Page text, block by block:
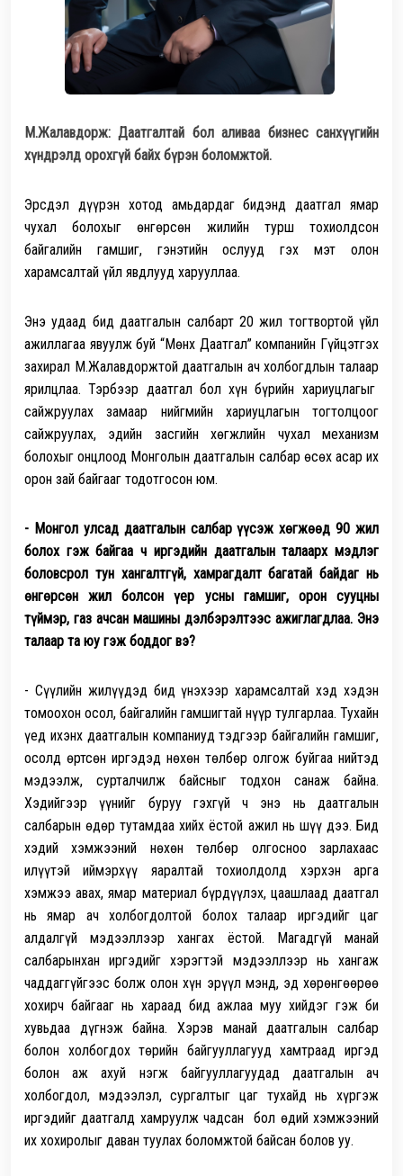
М.Жалавдорж: Даатгалтай бол аливаа бизнес санхүүгийн
хүндрэлд орохгүй байхбүрэн боломжтой.
Эрсдэл дүүрэн хотод амьдардаг бидэнд даатгал ямар
чухал болохыг өнгөрсөн жилийн турш тохиолдсон
байгалийн гамшиг, гэнэтийн ослууд гэх мэт олон
харамсалтай үйл явдлууд харууллаа.
Энэ удаад бид даатгалын салбарт 20 жил тогтвортой үйл
ажиллагаа явуулж буй “Мөнх Даатгал” компанийн Гүйцэтгэх
захирал М.Жалавдоржтойдаатгалын ач холбогдлын талаар
ярилцлаа. Тэрбээр даатгал бол хүн бүрийн хариуцлагыг
сайжруулах замаар нийгмийн хариуцлагын тогтолцоог
сайжруулах, эдийн засгийн хөгжлийн чухал механизм
болохыг онцлоод Монголын даатгалын салбар өсөх асар их
орон зай байгааг тодотгосон юм.
- Монгол улсад даатгалын салбар үүсэж хөгжөөд 90 жил
болох гэж байгаа ч иргэдийн даатгалын талаарх мэдлэг
боловсрол тун хангалтгүй, хамрагдалт багатай байдаг нь
өнгөрсөн жил болсон үер усны гамшиг, орон сууцны
түймэр, газ ачсан машины дэлбэрэлтээс ажиглагдлаа. Энэ
талаар та юу гэж боддог вэ?
- Сүүлийн жилүүдэд бид үнэхээр харамсалтай хэд хэдэн
томоохон осол, байгалийн гамшигтай нүүр тулгарлаа. Тухайн
үед ихэнх даатгалын компаниуд тэдгээр байгалийн гамшиг,
осолд өртсөн иргэдэд нөхөн төлбөр олгож буйгаа нийтэд
мэдээлж, сурталчилж байсныг тодхон санаж байна.
Хэдийгээр үүнийг буруу гэхгүй ч энэ нь даатгалын
салбарын өдөр тутамдаа хийх ёстой ажил нь шүү дээ. Бид
хэдий хэмжээний нөхөн төлбөр олгосноо зарлахаас
илүүтэй иймэрхүү яаралтай тохиолдолд хэрхэн арга
хэмжээ авах, ямар материал бүрдүүлэх, цаашлаад даатгал
нь ямар ач холбогдолтой болох талаар иргэдийг цаг
алдалгүй мэдээллээр хангах ёстой. Магадгүй манай
салбарынхан иргэдийг хэрэгтэй мэдээллээр нь хангаж
чаддаггүйгээс болж олон хүн эрүүл мэнд, эд хөрөнгөөрөө
хохирч байгааг нь хараад бид ажлаа муу хийдэг гэж би
хувьдаа дүгнэж байна. Хэрэв манай даатгалын салбар
болон холбогдох төрийн байгууллагууд хамтраад иргэд
болон аж ахуй нэгж байгууллагуудад даатгалын ач
холбогдол, мэдээлэл, сургалтыг цаг тухайд нь хүргэж
иргэдийг даатгалд хамруулж чадсан бол өдий хэмжээний
их хохиролыг даван туулах боломжтой байсан болов уу.